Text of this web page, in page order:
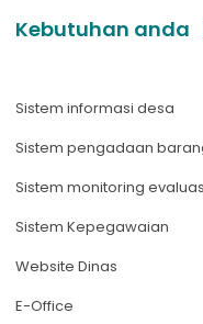
Kebutuhan anda
Sistem informasi desa
Sistem pengadaan
Sistem monitoring
Sistem Kepegawaian
Website Dinas
E-Office